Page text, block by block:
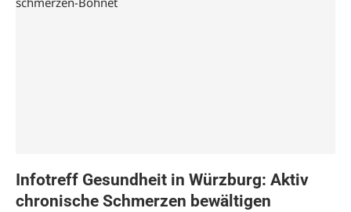
Infotreff Gesundheit in Würzburg: Aktiv
chronische Schmerzen bewältigen